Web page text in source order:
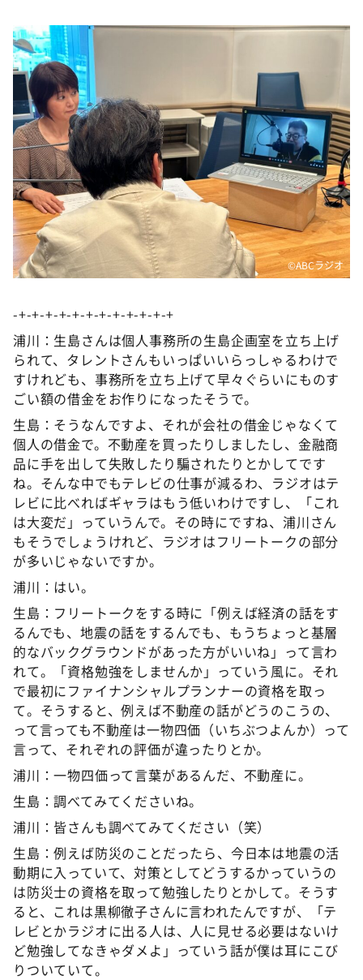
©️ABCラジオ
-+-+-+-+-+-+-+-+-+-+-+-+
浦川：生島さんは個人事務所の生島企画室を立ち上げ
られて、タレントさんもいっぱいいらっしゃるわけで
すけれども、事務所を立ち上げて早々ぐらいにものす
ごい額の借金をお作りになったそうで。
生島：そうなんですよ、それが会社の借金じゃなくて
個人の借金で。不動産を買ったりしましたし、金融商
品に手を出して失敗したり騙されたりとかしてです
ね。そんな中でもテレビの仕事が減るわ、ラジオはテ
レビに比べればギャラはもう低いわけですし、「これ
は大変だ」っていうんで。その時にですね、浦川さん
もそうでしょうけれど、ラジオはフリートークの部分
が多いじゃないですか。
浦川：はい。
生島：フリートークをする時に「例えば経済の話をす
るんでも、地震の話をするんでも、もうちょっと基層
的なバックグラウンドがあった方がいいね」って言わ
れて。「資格勉強をしませんか」っていう風に。それ
で最初にファイナンシャルプランナーの資格を取っ
て。そうすると、例えば不動産の話がどうのこうの、
って言っても不動産は一物四価（いちぶつよんか）って
言って、それぞれの評価が違ったりとか。
浦川：一物四価って言葉があるんだ、不動産に。
生島：調べてみてくださいね。
浦川：皆さんも調べてみてください（笑）
生島：例えば防災のことだったら、今日本は地震の活
動期に入っていて、対策としてどうするかっていうの
は防災士の資格を取って勉強したりとかして。そうす
ると、これは黒柳徹子さんに言われたんですが、「テ
レビとかラジオに出る人は、人に見せる必要はないけ
ど勉強してなきゃダメよ」っていう話が僕は耳にこび
りついていて。